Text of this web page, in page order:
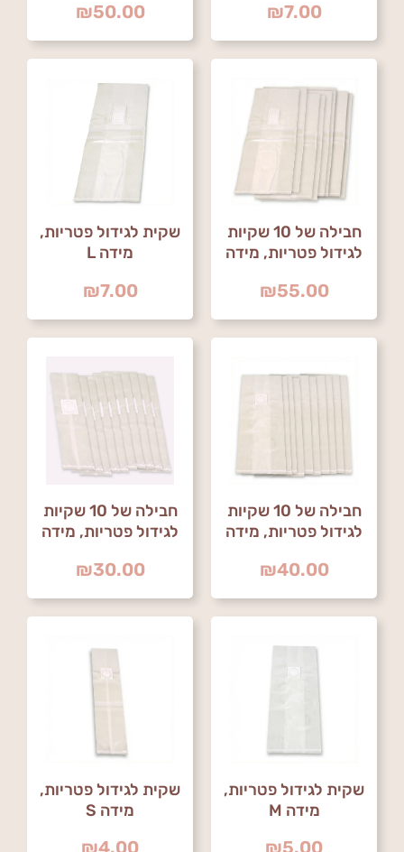
₪7.00
₪50.00
חבילה של 10 שקיות
לגידול פטריות, מידה
₪55.00
שקית לגידול פטריות,
מידה L
₪7.00
חבילה של 10 שקיות
לגידול פטריות, מידה
₪40.00
חבילה של 10 שקיות
לגידול פטריות, מידה
₪30.00
שקית לגידול פטריות,
מידה M
שקית לגידול פטריות,
מידה S